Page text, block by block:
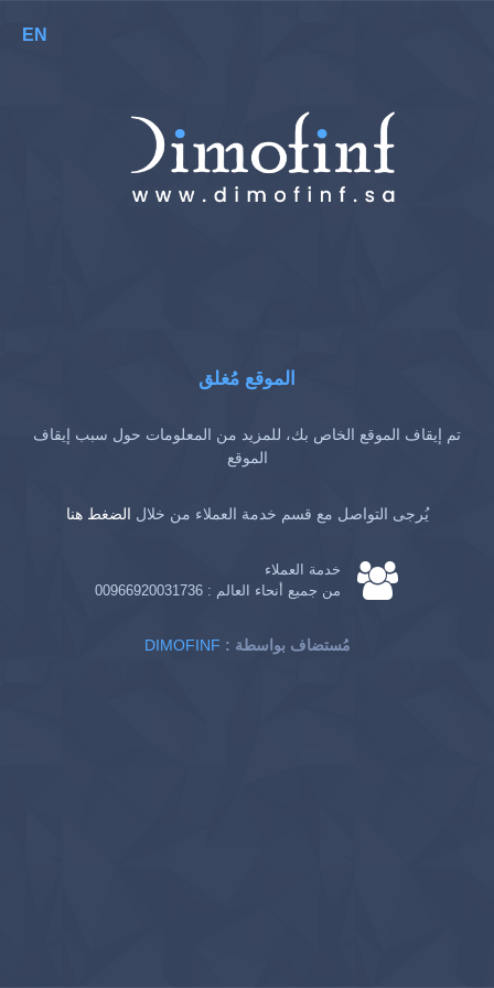
EN
الموقع مُغلق
تم إيقاف الموقع الخاص بك، للمزيد من المعلومات حول سبب إيقاف
الموقع
يُرجى التواصل مع قسم خدمة العملاء من خلال الضغط هنا
خدمة العملاء
من جميع أنحاء العالم : 00966920031736
DIMOFINF : مُستضاف بواسطة